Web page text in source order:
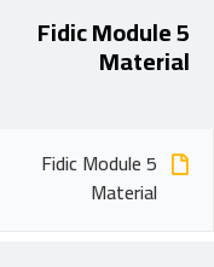
Fidic Module 5
Material
Fidic Module 5
Material